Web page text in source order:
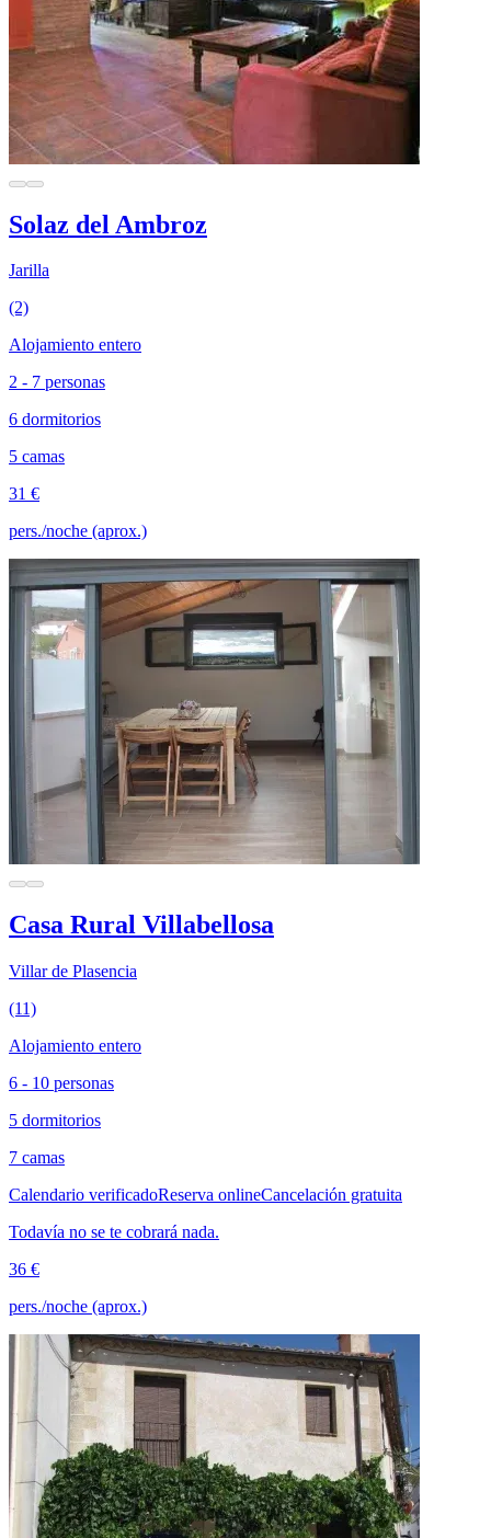
Solaz del Ambroz
Jarilla
(2)
Alojamiento entero
2 - 7 personas
6 dormitorios
5 camas
31 €
pers./noche (aprox.)
Casa Rural Villabellosa
Villar de Plasencia
(11)
Alojamiento entero
6 - 10 personas
5 dormitorios
7 camas
Calendario verificadoReserva onlineCancelación gratuita
Todavía no se te cobrará nada.
36 €
pers./noche (aprox.)